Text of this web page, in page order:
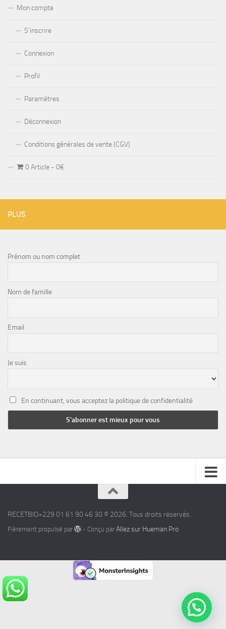
Mon compte
S’inscrire
Connexion
Profil
Paramètres
Déconnexion
Conditions générales de vente (CGV)
0 Article 0€
PLUS
Prénom ou nom complet
Nom de famille
Email
Je suis
En continuant, vous acceptez la politique de confidentialité
RECETBIO+229 01 61 90 46 30 © 2026. Tous droits réservés.
Fièrement propulsé par - Conçu par Allez sur Hueman Pro